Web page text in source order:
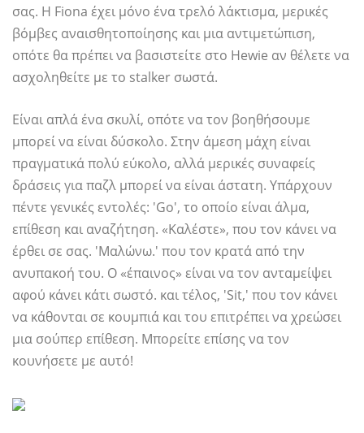
σας. Η Fiona έχει μόνο ένα τρελό λάκτισμα, μερικές
βόμβες αναισθητοποίησης και μια αντιμετώπιση,
οπότε θα πρέπει να βασιστείτε στο Hewie αν θέλετε να
ασχοληθείτε με το stalker σωστά.
Είναι απλά ένα σκυλί, οπότε να τον βοηθήσουμε
μπορεί να είναι δύσκολο. Στην άμεση μάχη είναι
πραγματικά πολύ εύκολο, αλλά μερικές συναφείς
δράσεις για παζλ μπορεί να είναι άστατη. Υπάρχουν
πέντε γενικές εντολές: 'Go', το οποίο είναι άλμα,
επίθεση και αναζήτηση. «Καλέστε», που τον κάνει να
έρθει σε σας. 'Μαλώνω.' που τον κρατά από την
ανυπακοή του. Ο «έπαινος» είναι να τον ανταμείψει
αφού κάνει κάτι σωστό. και τέλος, 'Sit,' που τον κάνει
να κάθονται σε κουμπιά και του επιτρέπει να χρεώσει
μια σούπερ επίθεση. Μπορείτε επίσης να τον
κουνήσετε με αυτό!